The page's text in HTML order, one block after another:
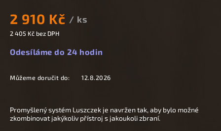
2 910 Kč / ks
2 405 Kč bez DPH
Odesíláme do 24 hodin
Můžeme doručit do: 12.8.2026
Promyšlený systém Luszczek je navržen tak, aby bylo možné
zkombinovat jakýkoliv přístroj s jakoukoli zbraní.